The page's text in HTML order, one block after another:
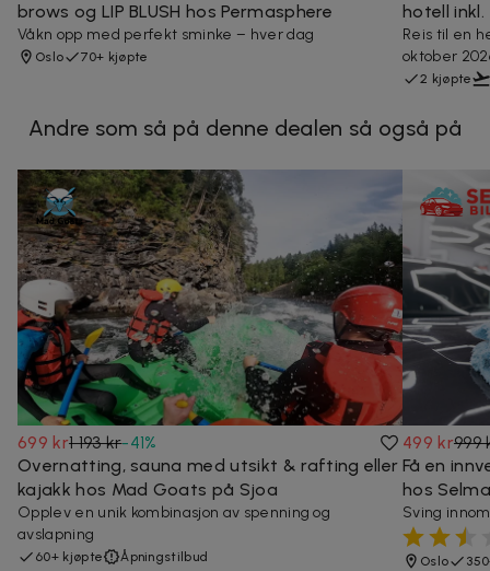
brows og LIP BLUSH hos Permasphere
Våkn opp med perfekt sminke – hver dag
Oslo 70+ kjøpte
hotell
Reis til en
oktober
2 kjøpte
Andre som så på denne dealen så også på
699 kr1 193 kr-41%
Overnatting, sauna med utsikt & rafting eller
kajakk hos Mad Goats på Sjoa
Opplev en unik kombinasjon av spenning og
avslapning
60+ kjøpte Åpningstilbud
499 kr999
Få en
hos
Sving
Oslo